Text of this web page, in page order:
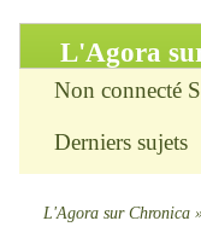
L'Agora
Accueil
Infos
Chercher
Non connecté
Derniers sujets
L'Agora sur Chronica